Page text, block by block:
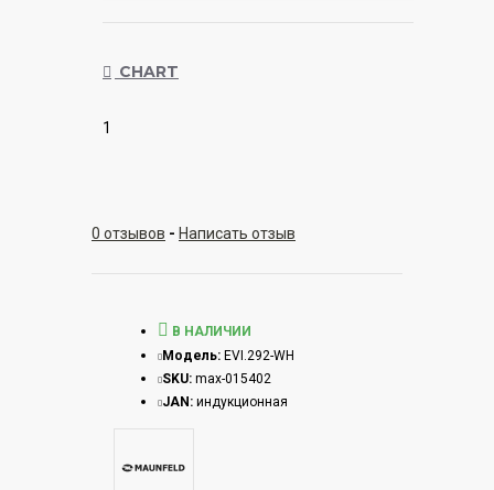
CHART
1
0 отзывов - Написать отзыв
В НАЛИЧИИ
Модель: EVI.292-WH
SKU: max-015402
JAN: индукционная